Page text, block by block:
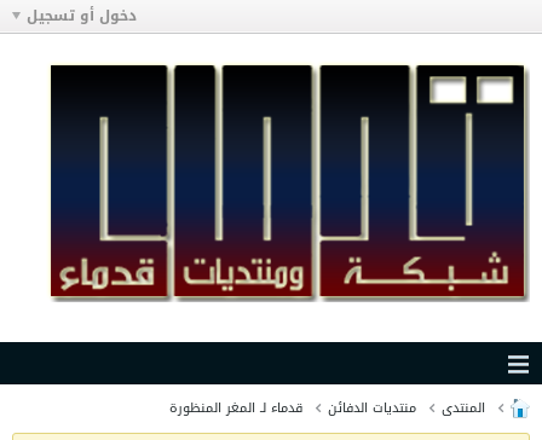
دخول أو تسجيل
المنتدى منتديات الدفائن قدماء لـ المغر المنظورة